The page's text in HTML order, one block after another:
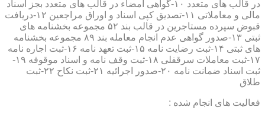
در قالب های متعدد ۱۰-گواهی امضاء در قالب های متعدد بجز اسناد
مالی و معاملاتی ۱۱-تصدیق کپی اسناد و اوراق مراجعین ۱۲-دریافت
قبوض سپرده مستاجرین در قالب بند ۵۲ مجموعه بخشنامه های
ثبتی ۱۳-صدور گواهی عدم انجام معامله بند ۸۹ مجموعه بخشنامه
های ثبتی ۱۴-ثبت رضایت نامه ۱۵-ثبت تعهد نامه ۱۶-ثبت اجاره نامه
۱۷-ثبت معاملات سرقفلی ۱۸-ثبت وقف نامه و اسناد موقوفه ۱۹-
ثبت اسناد ضمانت نامه ۲۰-صدور اجرائیه ۲۱-ثبت نکاح ۲۲-ثبت
طلاق
فعالیت های انجام شده :